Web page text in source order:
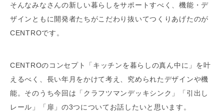
そんなみなさんの新しい暮らしをサポートすべく、機能・デ
ザインともに開発者たちがこだわり抜いてつくりあげたのが
CENTROです。
CENTROのコンセプト「キッチンを暮らしの真ん中に」を叶
えるべく、長い年月をかけて考え、究められたデザインや機
能。そのうち今回は「クラフツマンデッキシンク」「引出し
レール」「扉」の3つについてお話したいと思います。